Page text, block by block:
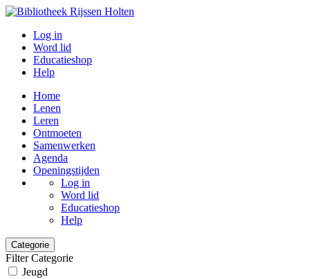
Log in
Word lid
Educatieshop
Help
Home
Lenen
Leren
Ontmoeten
Samenwerken
Agenda
Openingstijden
Log in
Word lid
Educatieshop
Help
Categorie
Filter Categorie
Jeugd